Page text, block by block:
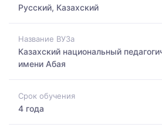
Русский, Казахский
Название ВУЗа
Казахский национальный
имени Абая
Срок обучения
4 года